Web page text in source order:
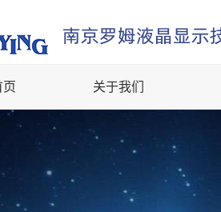
页 关于我们